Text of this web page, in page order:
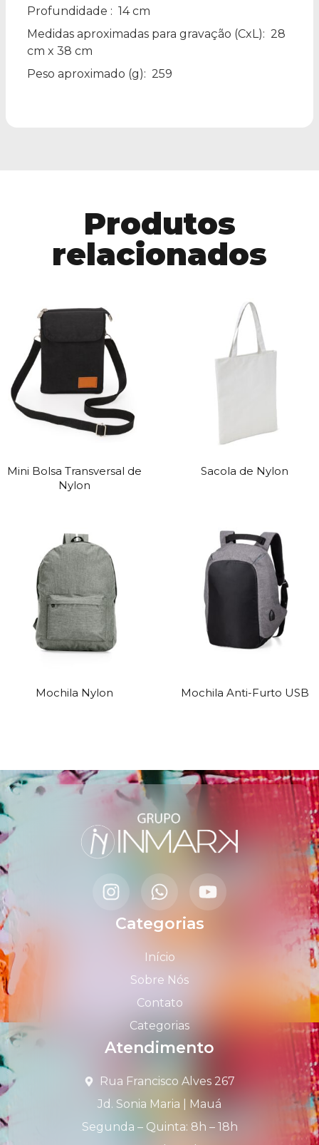
Profundidade : 14 cm
Medidas aproximadas para gravação (CxL): 28
cm x 38 cm
Peso aproximado (g): 259
Produtos
relacionados
Mini Bolsa Transversal de
Nylon
Sacola de Nylon
Mochila Nylon Mochila Anti-Furto USB
Categorias
Início
Sobre Nós
Contato
Categorias
Atendimento
Rua Francisco Alves 267
Jd. Sonia Maria | Mauá
Segunda – Quinta: 8h – 18h